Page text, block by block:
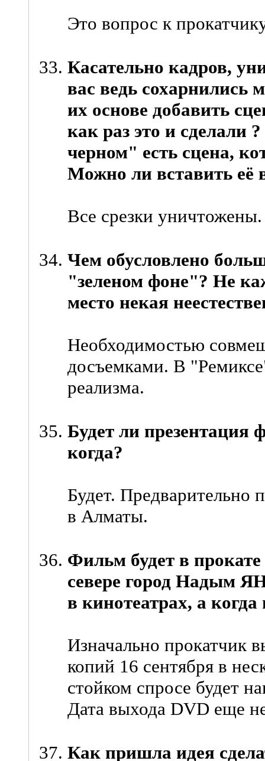
Это вопрос к
Касательно кадров,
вас ведь
их основе добавить
как раз это и
черном" есть сцена,
Можно ли вставить её
Все срезки уничтожены.
Чем обусловлено
"зеленом фоне"? Не
место некая
Необходимостью
досъемками. В
реализма.
Будет ли презентация
когда?
Будет. Предварительно
в Алматы.
Фильм будет в
севере город Надым
в кинотеатрах, а
Изначально прокатчик
копий 16 сентября в
стойком спросе будет
Дата выхода DVD еще
Как пришла идея